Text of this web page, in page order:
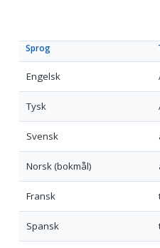
Sprog
Engelsk
Tysk
Svensk
Norsk (bokmål)
Fransk
Spansk